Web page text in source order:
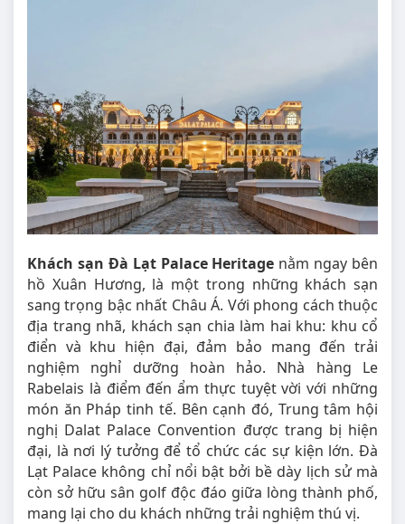
Khách sạn Đà Lạt Palace Heritage nằm ngay bên
hồ Xuân Hương, là một trong những khách sạn
sang trọng bậc nhất Châu Á. Với phong cách thuộc
địa trang nhã, khách sạn chia làm hai khu: khu cổ
điển và khu hiện đại, đảm bảo mang đến trải
nghiệm nghỉ dưỡng hoàn hảo. Nhà hàng Le
Rabelais là điểm đến ẩm thực tuyệt vời với những
món ăn Pháp tinh tế. Bên cạnh đó, Trung tâm hội
nghị Dalat Palace Convention được trang bị hiện
đại, là nơi lý tưởng để tổ chức các sự kiện lớn. Đà
Lạt Palace không chỉ nổi bật bởi bề dày lịch sử mà
còn sở hữu sân golf độc đáo giữa lòng thành phố,
mang lại cho du khách những trải nghiệm thú vị.